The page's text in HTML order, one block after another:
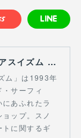
【Curious Ism】 キュリアスイズム l スノーボードショップ サーフショップ 福島県 会津若松市 郡山市 通販
ム」は1993年
サーフィ
あふれたラ
ップ。スノ
に関するギ